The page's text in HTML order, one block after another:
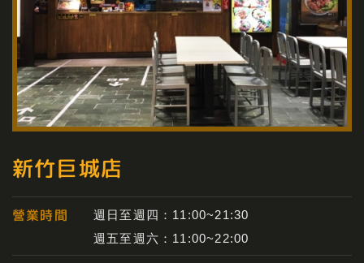
新竹巨城店
營業時間
週日至週四：11:00~21:30
週五至週六：11:00~22:00